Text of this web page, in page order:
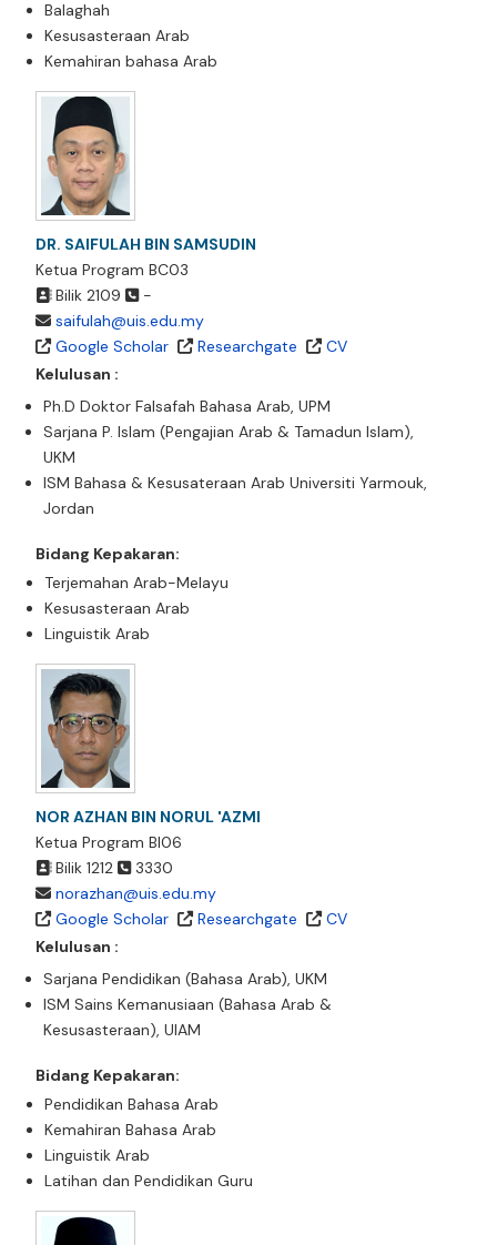
Balaghah
Kesusasteraan Arab
Kemahiran bahasa Arab
DR. SAIFULAH BIN SAMSUDIN
Ketua Program BC03
Bilik 2109
-
saifulah@uis.edu.my
Google Scholar
Researchgate
CV
Kelulusan :
Ph.D Doktor Falsafah Bahasa Arab, UPM
Sarjana P. Islam (Pengajian Arab & Tamadun Islam),
UKM
ISM Bahasa & Kesusateraan Arab Universiti Yarmouk,
Jordan
Bidang Kepakaran:
Terjemahan Arab-Melayu
Kesusasteraan Arab
Linguistik Arab
NOR AZHAN BIN NORUL 'AZMI
Ketua Program BI06
Bilik 1212
3330
norazhan@uis.edu.my
Google Scholar
Researchgate
CV
Kelulusan :
Sarjana Pendidikan (Bahasa Arab), UKM
ISM Sains Kemanusiaan (Bahasa Arab &
Kesusasteraan), UIAM
Bidang Kepakaran:
Pendidikan Bahasa Arab
Kemahiran Bahasa Arab
Linguistik Arab
Latihan dan Pendidikan Guru